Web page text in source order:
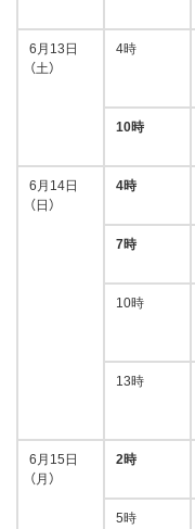
6月13日
（土）
4時
10時
6月14日
（日）
4時
7時
10時
13時
6月15日
（月）
2時
5時